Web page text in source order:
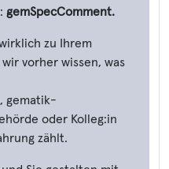
gemSpecComment.
zu Ihrem
vorher wissen, was
gematik-
oder Kolleg:in
zählt.